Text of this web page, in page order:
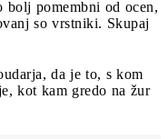
pomembni od ocen,
so vrstniki. Skupaj
da je to, s kom
kot kam gredo na žur